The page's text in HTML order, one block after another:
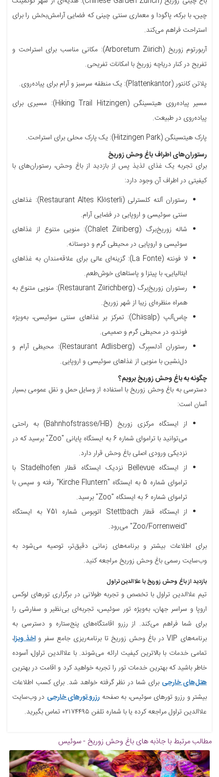
چین، با برکه، پاگودا و معماری سنتی چینی که فضایی آرامش‌بخش را برای
استراحت فراهم می‌کند.
آربورتوم زوریخ (Arboretum Zürich): مکانی مناسب برای استراحت و
تفریح در کنار دریاچه زوریخ با امکانات تفریحی.
پلاتن کانتور (Plattenkantor): یک منطقه سرسبز و آرام برای پیاده‌روی.
مسیر پیاده‌روی هیتسینگن (Hiking Trail Hitzingen): مسیری برای
پیاده‌روی در طبیعت.
پارک هیتسینگن (Hitzingen Park): یک پارک محلی برای استراحت.
رستوران‌های اطراف باغ وحش زوریخ
برای تجربه یک غذای لذیذ پس از بازدید از باغ وحش، رستوران‌های با
کیفیتی در اطراف آن وجود دارد:
رستوران آلته کلسترلی (Restaurant Altes Klösterli): غذاهای
سنتی سوئیسی و اروپایی در فضایی آرام.
شاله زوریخ‌برگ (Chalet Züriberg): منویی متنوع از غذاهای
سوئیسی و اروپایی در محیطی گرم و دوستانه.
لا فونته (La Fonte): گزینه‌ای عالی برای علاقه‌مندان به غذاهای
ایتالیایی، با پیتزا و پاستاهای خوش‌طعم.
رستوران زوریخ‌برگ (Restaurant Zürichberg): منویی متنوع به
همراه منظره‌ای زیبا از شهر زوریخ.
چاس‌آلپ (Chäsalp): تمرکز بر غذاهای سنتی سوئیسی، به‌ویژه
فوندو، در محیطی گرم و صمیمی.
رستوران آدلسبِرگ (Restaurant Adlisberg): محیطی آرام و
دل‌نشین با منویی از غذاهای سوئیسی و اروپایی.
چگونه به باغ وحش زوریخ برویم؟
دسترسی به باغ وحش زوریخ با استفاده از وسایل حمل و نقل عمومی بسیار
آسان است:
از ایستگاه مرکزی زوریخ (Bahnhofstrasse/HB) به راحتی
می‌توانید با تراموای شماره 6 به ایستگاه پایانی "Zoo" برسید که در
نزدیکی ورودی اصلی باغ وحش قرار دارد.
از ایستگاه Bellevue نزدیک ایستگاه قطار Stadelhofen با
تراموای شماره 5 به ایستگاه "Kirche Fluntern" رفته و سپس با
تراموای شماره 6 به ایستگاه "Zoo" برسید.
از ایستگاه قطار Stettbach اتوبوس شماره 751 به ایستگاه
"Zoo/Forrenweid" می‌رود.
برای اطلاعات بیشتر و برنامه‌های زمانی دقیق‌تر، توصیه می‌شود به
وب‌سایت رسمی باغ وحش زوریخ مراجعه کنید.
بازدید از باغ وحش زوریخ با علاالدین تراول
تیم علاالدین تراول با تخصص و تجربه طولانی در برگزاری تورهای لوکس
اروپا و سراسر جهان، به‌ویژه تور سوئیس، تجربه‌ای بی‌نظیر و سفارشی را
برای شما فراهم می‌کند. از رزرو اقامتگاه‌های پنج‌ستاره و دسترسی به
برنامه‌های VIP در باغ وحش زوریخ تا برنامه‌ریزی جامع سفر و
اخذ ویزا،
تمامی خدمات با بالاترین کیفیت ارائه می‌شوند. با علاالدین تراول، آسوده
خاطر باشید که بهترین خدمات تور را تجربه خواهید کرد و اقامت در بهترین
هتل‌های خارجی برای شما در نظر گرفته خواهد شد. برای کسب اطلاعات
بیشتر و رزرو تورهای سوئیس، به صفحه رزرو تورهای خارجی در وب‌سایت
علاالدین تراول مراجعه کرده یا با شماره تلفن ۰۲۱۷۴۴۹۵ تماس بگیرید.
مطالب مرتبط با جاذبه های باغ وحش زوریخ - سوئیس